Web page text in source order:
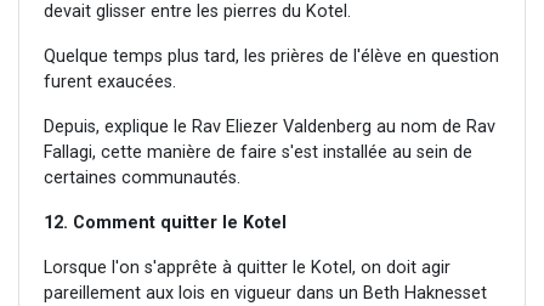
devait glisser entre les pierres du Kotel.
Quelque temps plus tard, les prières de l'élève en question
furent exaucées.
Depuis, explique le Rav Eliezer Valdenberg au nom de Rav
Fallagi, cette manière de faire s'est installée au sein de
certaines communautés.
12. Comment quitter le Kotel
Lorsque l'on s'apprête à quitter le Kotel, on doit agir
pareillement aux lois en vigueur dans un Beth Haknesset